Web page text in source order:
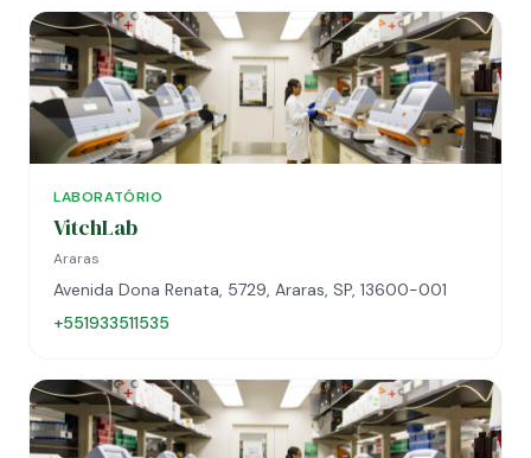
LABORATÓRIO
VitchLab
Araras
Avenida Dona Renata, 5729, Araras, SP, 13600-001
+551933511535